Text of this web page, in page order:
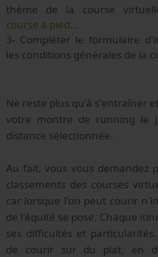
thème de la course
course à pied...
3- Compléter le formulaire
les conditions générales de la
Ne reste plus qu'à s'entraîner
votre montre de running le
distance sélectionnée.
Au fait, vous vous demandez
classements des courses
car lorsque l'on peut courir
de l'équité se pose. Chaque
ses difficultés et
de courir sur du plat, en